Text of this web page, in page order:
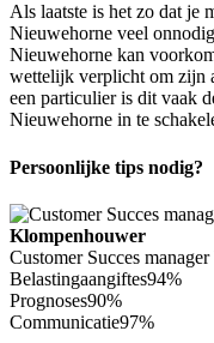
Als laatste is het zo dat je
Nieuwehorne veel
Nieuwehorne kan
wettelijk verplicht om zijn
een particulier is dit vaak
Nieuwehorne in te
Persoonlijke tips nodig?
Klompenhouwer
Customer Succes
Belastingaangiftes94%
Prognoses90%
Communicatie97%